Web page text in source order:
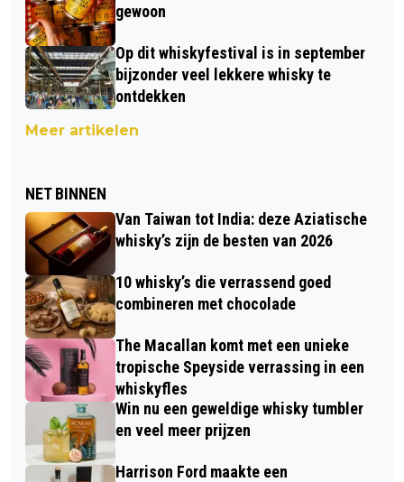
gewoon
Op dit whiskyfestival is in september
bijzonder veel lekkere whisky te
ontdekken
Meer artikelen
NET BINNEN
Van Taiwan tot India: deze Aziatische
whisky’s zijn de besten van 2026
10 whisky’s die verrassend goed
combineren met chocolade
The Macallan komt met een unieke
tropische Speyside verrassing in een
whiskyfles
Win nu een geweldige whisky tumbler
en veel meer prijzen
Harrison Ford maakte een